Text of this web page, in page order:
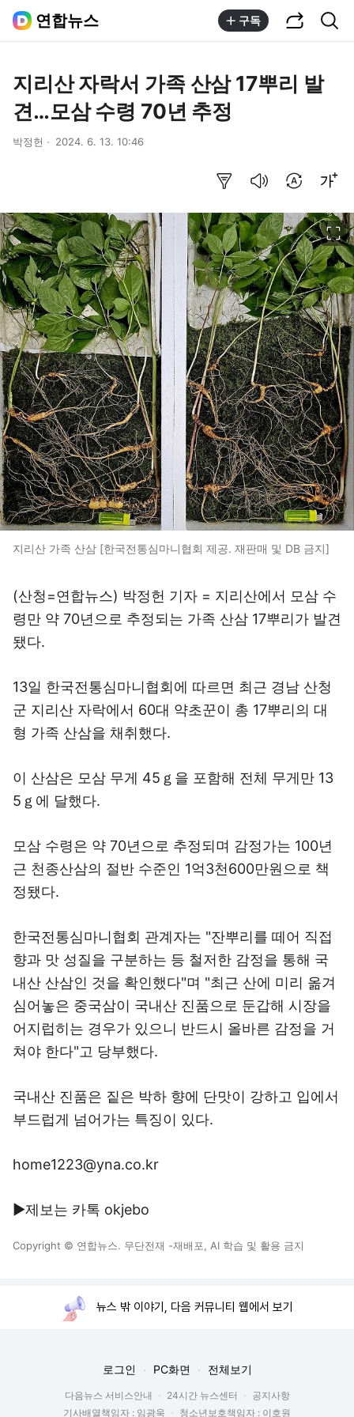
연합뉴스 구독
지리산 자락서 가족 산삼 17뿌리 발
견…모삼 수령 70년 추정
박정헌 2024. 6. 13. 10:46
지리산 가족 산삼 [한국전통심마니협회 제공. 재판매 및 DB 금지]
(산청=연합뉴스) 박정헌 기자 = 지리산에서 모삼 수
령만 약 70년으로 추정되는 가족 산삼 17뿌리가 발견
됐다.
13일 한국전통심마니협회에 따르면 최근 경남 산청
군 지리산 자락에서 60대 약초꾼이 총 17뿌리의 대
형 가족 산삼을 채취했다.
이 산삼은 모삼 무게 45ｇ을 포함해 전체 무게만 13
5ｇ에 달했다.
모삼 수령은 약 70년으로 추정되며 감정가는 100년
근 천종산삼의 절반 수준인 1억3천600만원으로 책
정됐다.
한국전통심마니협회 관계자는 "잔뿌리를 떼어 직접
향과 맛 성질을 구분하는 등 철저한 감정을 통해 국
내산 산삼인 것을 확인했다"며 "최근 산에 미리 옮겨
심어놓은 중국삼이 국내산 진품으로 둔갑해 시장을
어지럽히는 경우가 있으니 반드시 올바른 감정을 거
쳐야 한다"고 당부했다.
국내산 진품은 짙은 박하 향에 단맛이 강하고 입에서
부드럽게 넘어가는 특징이 있다.
home1223@yna.co.kr
▶제보는 카톡 okjebo
Copyright © 연합뉴스. 무단전재 -재배포, AI 학습 및 활용 금지
뉴스 밖 이야기, 다음 커뮤니티 웹에서 보기
로그인 PC화면 전체보기
다음뉴스 서비스안내 24시간 뉴스센터
공지사항
기사배열책임자 : 임광욱
청소년보호책임자 : 이호원